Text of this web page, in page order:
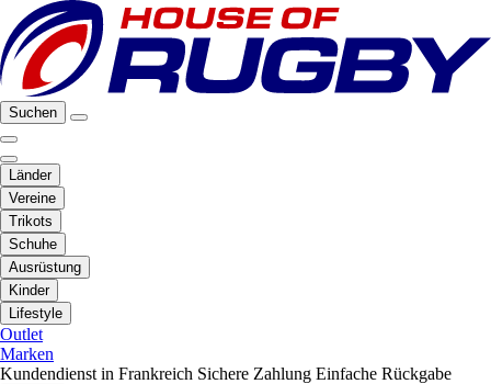
Suchen
Länder
Vereine
Trikots
Schuhe
Ausrüstung
Kinder
Lifestyle
Outlet
Marken
Kundendienst in Frankreich Sichere Zahlung Einfache Rückgabe